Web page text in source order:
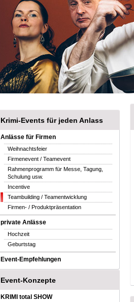
Krimi-Events für jeden Anlass
Anlässe für Firmen
Weihnachtsfeier
Firmenevent / Teamevent
Rahmenprogramm für Messe, Tagung,
Schulung usw.
Incentive
Teambuilding / Teamentwicklung
Firmen- / Produktpräsentation
private Anlässe
Hochzeit
Geburtstag
Event-Empfehlungen
Event-Konzepte
KRIMI total SHOW